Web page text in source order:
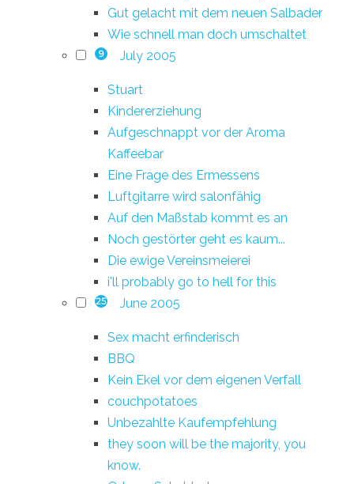
Gut gelacht mit dem neuen Salbader
Wie schnell man doch umschaltet
9 July 2005
Stuart
Kindererziehung
Aufgeschnappt vor der Aroma
Kaffeebar
Eine Frage des Ermessens
Luftgitarre wird salonfähig
Auf den Maßstab kommt es an
Noch gestörter geht es kaum...
Die ewige Vereinsmeierei
i'll probably go to hell for this
25 June 2005
Sex macht erfinderisch
BBQ
Kein Ekel vor dem eigenen Verfall
couchpotatoes
Unbezahlte Kaufempfehlung
they soon will be the majority, you
know.